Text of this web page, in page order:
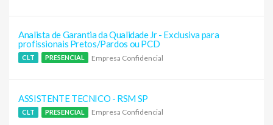
Analista de Garantia da Qualidade Jr - Exclusiva para
profissionais Pretos/Pardos ou PCD
CLT PRESENCIAL Empresa Confidencial
ASSISTENTE TECNICO - RSM SP
CLT PRESENCIAL Empresa Confidencial